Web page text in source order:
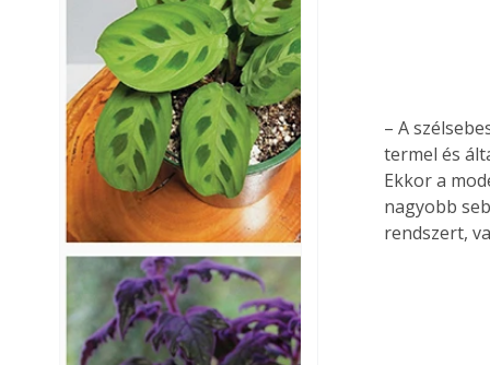
– A
termel és
Ekkor a
nagyobb
rendszert,